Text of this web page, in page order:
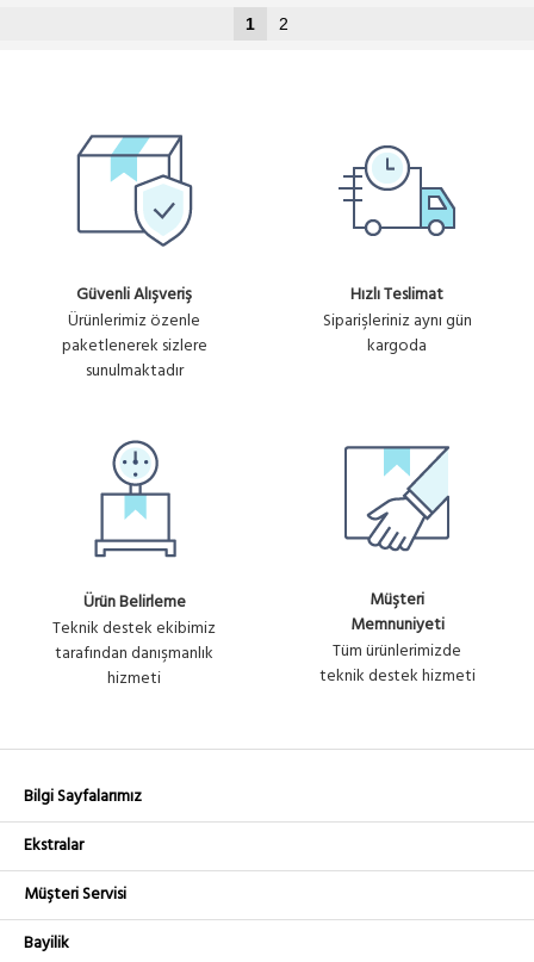
1 2
Güvenli Alışveriş
Ürünlerimiz özenle
paketlenerek sizlere
sunulmaktadır
Hızlı Teslimat
Siparişleriniz aynı gün
kargoda
Ürün Belirleme
Teknik destek ekibimiz
tarafından danışmanlık
hizmeti
Müşteri
Memnuniyeti
Tüm ürünlerimizde
teknik destek hizmeti
Bilgi Sayfalarımız
Ekstralar
Müşteri Servisi
Bayilik